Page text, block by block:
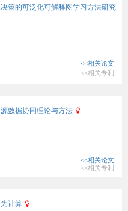
策的可泛化可解释图学习方法研究
<<相关论文
<<相关专利
数据协同理论与方法
<<相关论文
<<相关专利
计算